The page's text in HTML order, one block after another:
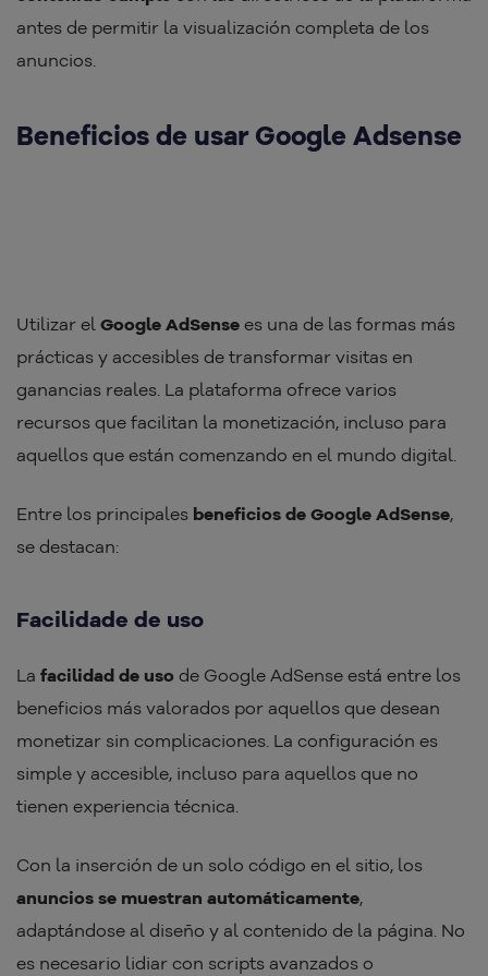
antes de permitir la visualización completa de los
anuncios.
Beneficios de usar Google Adsense
Utilizar el Google AdSense es una de las formas más
prácticas y accesibles de transformar visitas en
ganancias reales. La plataforma ofrece varios
recursos que facilitan la monetización, incluso para
aquellos que están comenzando en el mundo digital.
Entre los principales beneficios de Google AdSense,
se destacan:
Facilidade de uso
La facilidad de uso de Google AdSense está entre los
beneficios más valorados por aquellos que desean
monetizar sin complicaciones. La configuración es
simple y accesible, incluso para aquellos que no
tienen experiencia técnica.
Con la inserción de un solo código en el sitio, los
anuncios se muestran automáticamente,
adaptándose al diseño y al contenido de la página. No
es necesario lidiar con scripts avanzados o